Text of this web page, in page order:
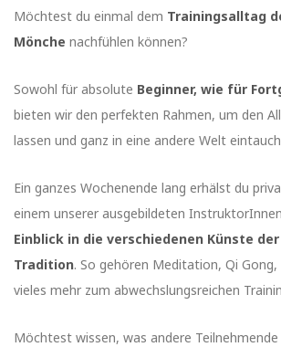
Möchtest du einmal dem Trainingsalltag
Mönche nachfühlen können?
Sowohl für absolute Beginner, wie für
bieten wir den perfekten Rahmen, um den
lassen und ganz in eine andere Welt
Ein ganzes Wochenende lang erhälst du
einem unserer ausgebildeten
Einblick in die verschiedenen Künste
Tradition. So gehören Meditation, Qi Gong,
vieles mehr zum abwechslungsreichen
Möchtest wissen, was andere